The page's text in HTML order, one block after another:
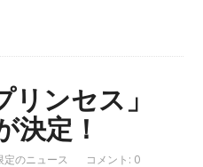
リンセス」
決定！
定のニュース コメント: 0